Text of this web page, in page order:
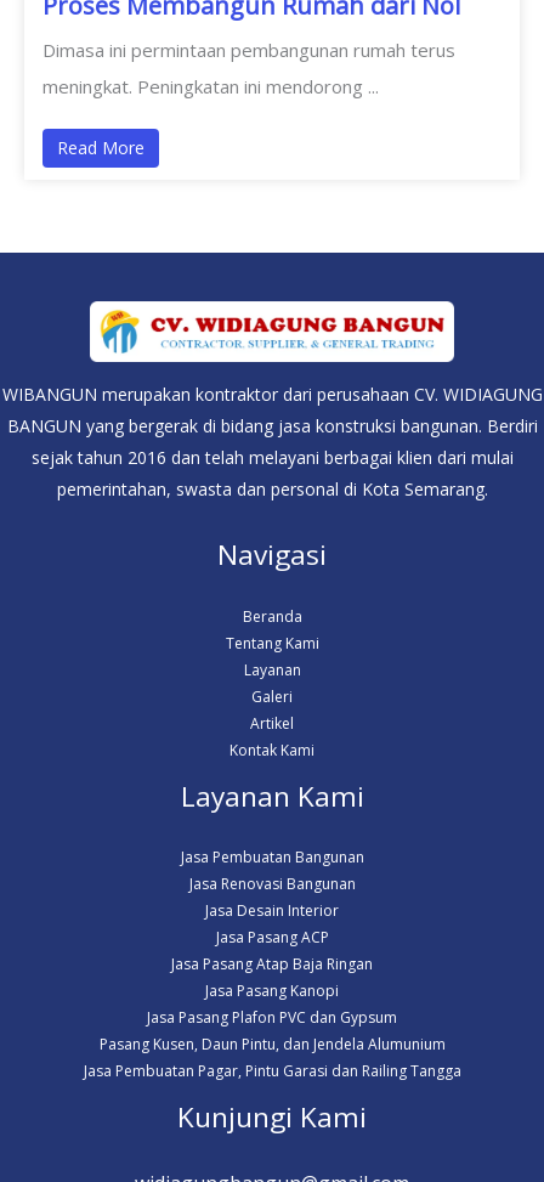
Dimasa ini permintaan pembangunan rumah terus
meningkat. Peningkatan ini mendorong ...
Read More
WIBANGUN merupakan kontraktor dari perusahaan CV. WIDIAGUNG
BANGUN yang bergerak di bidang jasa konstruksi bangunan. Berdiri
sejak tahun 2016 dan telah melayani berbagai klien dari mulai
pemerintahan, swasta dan personal di Kota Semarang.
Navigasi
Beranda
Tentang Kami
Layanan
Galeri
Artikel
Kontak Kami
Layanan Kami
Jasa Pembuatan Bangunan
Jasa Renovasi Bangunan
Jasa Desain Interior
Jasa Pasang ACP
Jasa Pasang Atap Baja Ringan
Jasa Pasang Kanopi
Jasa Pasang Plafon PVC dan Gypsum
Pasang Kusen, Daun Pintu, dan Jendela Alumunium
Jasa Pembuatan Pagar, Pintu Garasi dan Railing Tangga
Kunjungi Kami